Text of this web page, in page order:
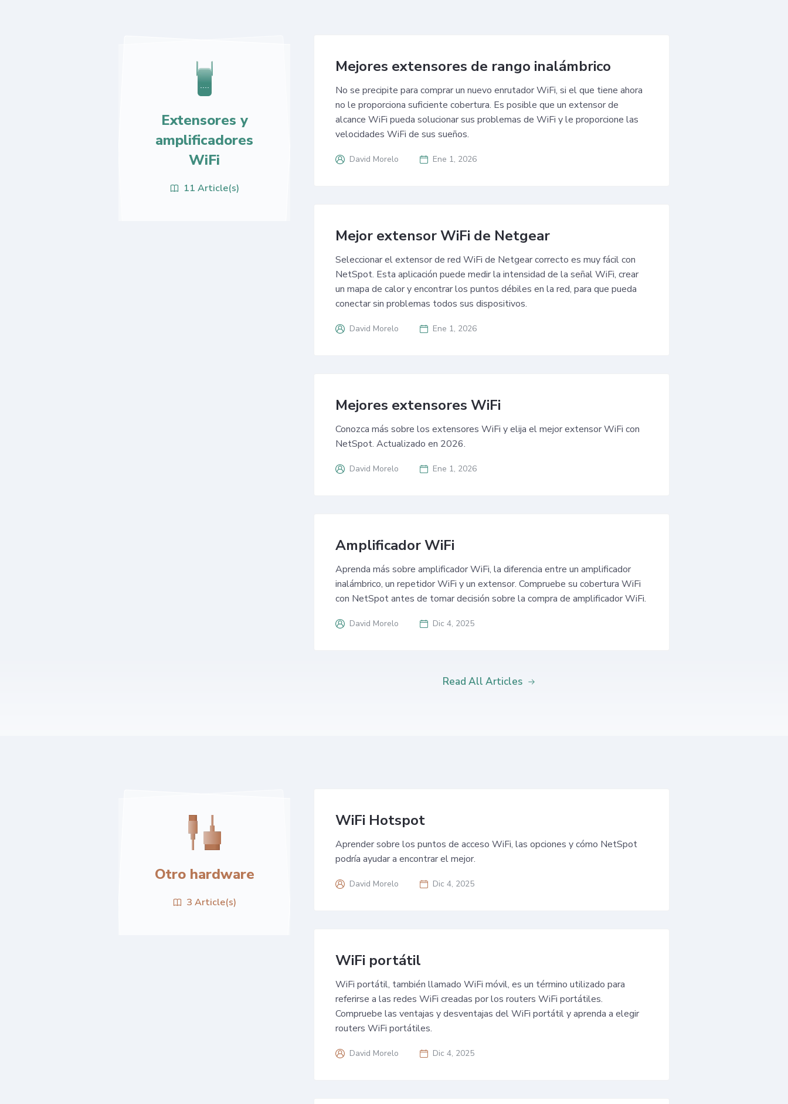
Extensores y
amplificadores
WiFi
11 Article(s)
Mejores extensores de rango inalámbrico
No se precipite para comprar un nuevo enrutador WiFi, si el que tiene ahora
no le proporciona suficiente cobertura. Es posible que un extensor de
alcance WiFi pueda solucionar sus problemas de WiFi y le proporcione las
velocidades WiFi de sus sueños.
David Morelo Ene 1, 2026
Mejor extensor WiFi de Netgear
Seleccionar el extensor de red WiFi de Netgear correcto es muy fácil con
NetSpot. Esta aplicación puede medir la intensidad de la señal WiFi, crear
un mapa de calor y encontrar los puntos débiles en la red, para que pueda
conectar sin problemas todos sus dispositivos.
David Morelo Ene 1, 2026
Mejores extensores WiFi
Conozca más sobre los extensores WiFi y elija el mejor extensor WiFi con
NetSpot. Actualizado en 2026.
David Morelo Ene 1, 2026
Amplificador WiFi
Aprenda más sobre amplificador WiFi, la diferencia entre un amplificador
inalámbrico, un repetidor WiFi y un extensor. Compruebe su cobertura WiFi
con NetSpot antes de tomar decisión sobre la compra de amplificador WiFi.
David Morelo Dic 4, 2025
Read All Articles
Otro hardware
3 Article(s)
WiFi Hotspot
Aprender sobre los puntos de acceso WiFi, las opciones y cómo NetSpot
podría ayudar a encontrar el mejor.
David Morelo Dic 4, 2025
WiFi portátil
WiFi portátil, también llamado WiFi móvil, es un término utilizado para
referirse a las redes WiFi creadas por los routers WiFi portátiles.
Compruebe las ventajas y desventajas del WiFi portátil y aprenda a elegir
routers WiFi portátiles.
David Morelo Dic 4, 2025